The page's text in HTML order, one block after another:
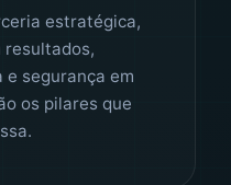
estratégica,
resultados,
segurança em
os pilares que